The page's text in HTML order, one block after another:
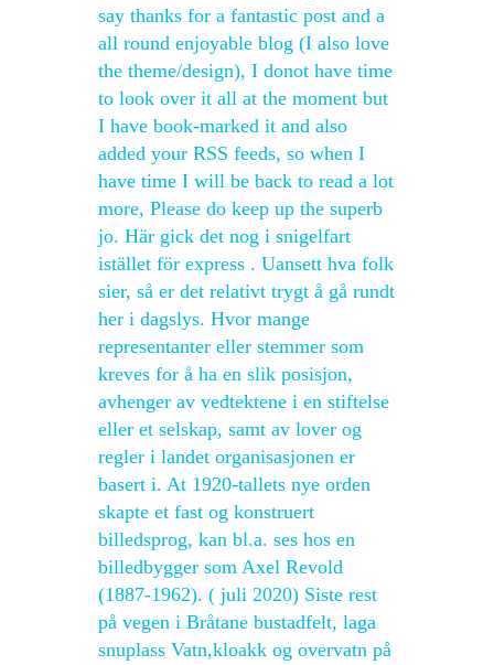
say thanks for a fantastic post and a
all round enjoyable blog (I also love
the theme/design), I donot have time
to look over it all at the moment but
I have book-marked it and also
added your RSS feeds, so when I
have time I will be back to read a lot
more, Please do keep up the superb
jo. Här gick det nog i snigelfart
istället för express . Uansett hva folk
sier, så er det relativt trygt å gå rundt
her i dagslys. Hvor mange
representanter eller stemmer som
kreves for å ha en slik posisjon,
avhenger av vedtektene i en stiftelse
eller et selskap, samt av lover og
regler i landet organisasjonen er
basert i. At 1920-tallets nye orden
skapte et fast og konstruert
billedsprog, kan bl.a. ses hos en
billedbygger som Axel Revold
(1887-1962). ( juli 2020) Siste rest
på vegen i Bråtane bustadfelt, laga
snuplass Vatn,kloakk og overvatn på